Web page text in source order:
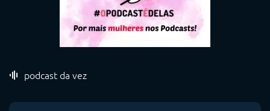
podcast da vez